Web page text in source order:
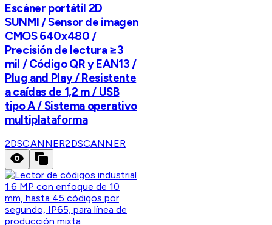
Escáner portátil 2D
SUNMI / Sensor de imagen
CMOS 640x480 /
Precisión de lectura ≥3
mil / Código QR y EAN13 /
Plug and Play / Resistente
a caídas de 1,2 m / USB
tipo A / Sistema operativo
multiplataforma
2DSCANNER2DSCANNER